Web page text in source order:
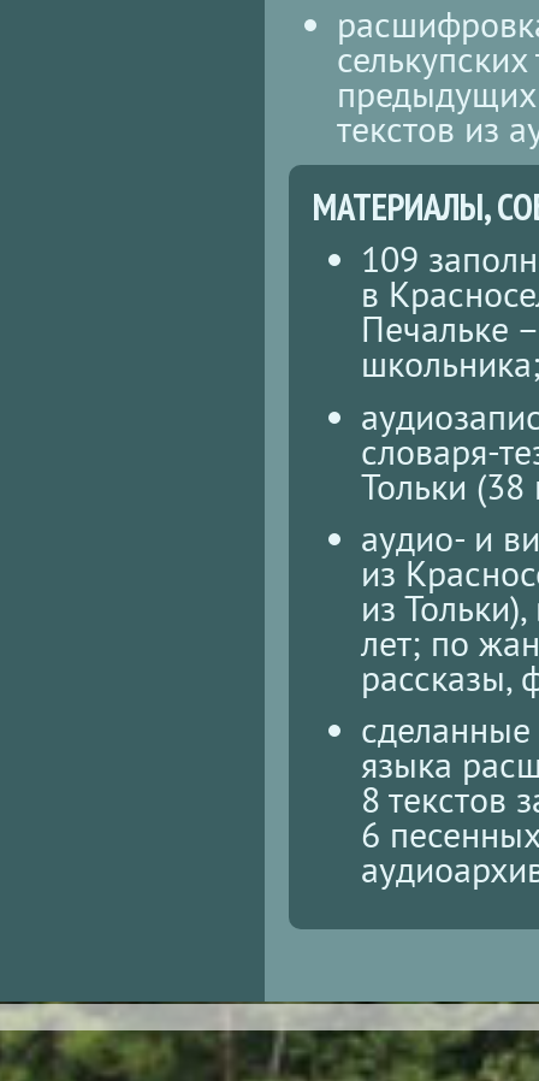
предыдущих
текстов из
МАТЕРИАЛЫ,
109
в
Печальке
словаря-
Тольки (38
аудио- и
из
из
лет; по
рассказы,
языка
8 текстов
6